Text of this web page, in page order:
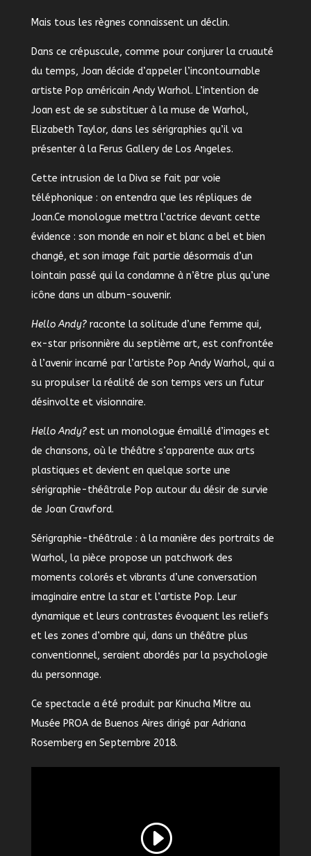
Mais tous les règnes connaissent un déclin.
Dans ce crépuscule, comme pour conjurer la cruauté
du temps, Joan décide d’appeler l’incontournable
artiste Pop américain Andy Warhol. L’intention de
Joan est de se substituer à la muse de Warhol,
Elizabeth Taylor, dans les sérigraphies qu’il va
présenter à la Ferus Gallery de Los Angeles.
Cette intrusion de la Diva se fait par voie
téléphonique : on entendra que les répliques de
Joan.Ce monologue mettra l’actrice devant cette
évidence : son monde en noir et blanc a bel et bien
changé, et son image fait partie désormais d’un
lointain passé qui la condamne à n’être plus qu’une
icône dans un album-souvenir.
Hello Andy?raconte la solitude d’une femme qui,
ex-star prisonnière du septième art, est confrontée
à l’avenir incarné par l’artiste Pop Andy Warhol, qui a
su propulser la réalité de son temps vers un futur
désinvolte et visionnaire.
Hello Andy?est un monologue émaillé d’images et
de chansons, où le théâtre s’apparente aux arts
plastiques et devient en quelque sorte une
sérigraphie-théâtrale Pop autour du désir de survie
de Joan Crawford.
Sérigraphie-théâtrale : à la manière des portraits de
Warhol, la pièce propose un patchwork des
moments colorés et vibrants d’une conversation
imaginaire entre la star et l’artiste Pop. Leur
dynamique et leurs contrastes évoquent les reliefs
et les zones d’ombre qui, dans un théâtre plus
conventionnel, seraient abordés par la psychologie
du personnage.
Ce spectacle a été produit par Kinucha Mitre au
Musée PROA de Buenos Aires dirigé par Adriana
Rosemberg en Septembre 2018.